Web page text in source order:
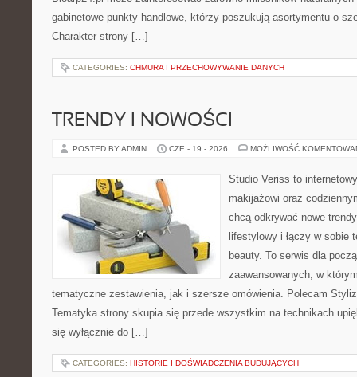
gabinetowe punkty handlowe, którzy poszukują asortymentu o
Charakter strony […]
CATEGORIES: CHMURA I PRZECHOWYWANIE DANYCH
TRENDY I NOWOŚCI
POSTED BY ADMIN CZE - 19 - 2026 MOŻLIWOŚĆ
Studio Veriss to
makijażowi oraz
chcą odkrywać nowe
lifestylowy i łączy w sobie
beauty. To serwis dla
zaawansowanych, w
tematyczne zestawienia, jak i szersze omówienia. Polecam
Tematyka strony skupia się przede wszystkim na technikach
się wyłącznie do […]
CATEGORIES: HISTORIE I DOŚWIADCZENIA BUDUJĄCYCH